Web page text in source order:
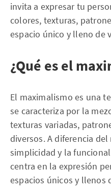
invita a expresar tu
colores, texturas,
espacio único y lleno de
¿Qué es el
El maximalismo es una
se caracteriza por la
texturas variadas,
diversos. A diferencia
simplicidad y la
centra en la expresión
espacios únicos y llenos